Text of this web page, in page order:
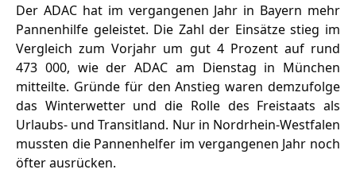
Der ADAC hat im vergangenen Jahr in Bayern mehr
Pannenhilfe geleistet. Die Zahl der Einsätze stieg im
Vergleich zum Vorjahr um gut 4 Prozent auf rund
473 000, wie der ADAC am Dienstag in München
mitteilte. Gründe für den Anstieg waren demzufolge
das Winterwetter und die Rolle des Freistaats als
Urlaubs- und Transitland. Nur in Nordrhein-Westfalen
mussten die Pannenhelfer im vergangenen Jahr noch
öfter ausrücken.